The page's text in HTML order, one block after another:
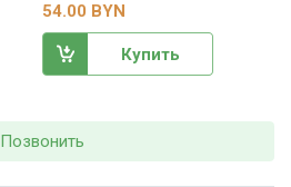
54.00 BYN
Купить
Позвонить